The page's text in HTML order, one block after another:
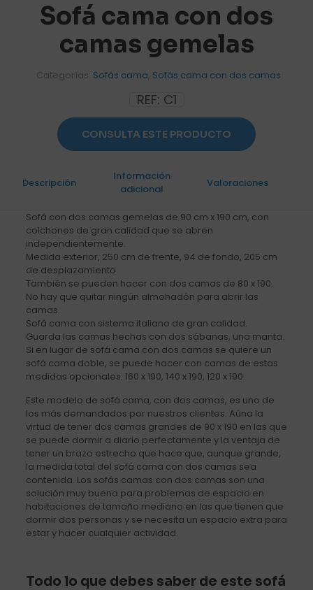
Sofá cama con dos
camas gemelas
REF: C1
Categorías: Sofás cama Sofás cama con dos camas
CONSULTA ESTE PRODUCTO
Descripción
Información
adicional
Valoraciones
Sofá con dos camas gemelas de 90 cm x 190 cm, con
colchones de gran calidad que se abren
independientemente.
Medida exterior, 250 cm de frente, 94 de fondo, 205 cm
de desplazamiento.
También se pueden hacer con dos camas de 80 x 190.
No hay que quitar ningún almohadón para abrir las
camas.
Sofá cama con sistema italiano de gran calidad.
Guarda las camas hechas con dos sábanas, una manta.
Si en lugar de sofá cama con dos camas se quiere un
sofá cama doble, se puede hacer con camas de estas
medidas opcionales: 160 x 190, 140 x 190, 120 x 190.
Este modelo de sofá cama, con dos camas, es uno de
los más demandados por nuestros clientes. Aúna la
virtud de tener dos camas grandes de 90 x 190 en las que
se puede dormir a diario perfectamente y la ventaja de
tener un brazo estrecho que hace que, aunque grande,
la medida total del sofá cama con dos camas sea
contenida. Los sofás camas con dos camas son una
solución muy buena para problemas de espacio en
habitaciones de tamaño mediano en las que tienen que
dormir dos personas y se necesita un espacio extra para
estar y hacer cualquier actividad.
Todo lo que debes saber de este sofá